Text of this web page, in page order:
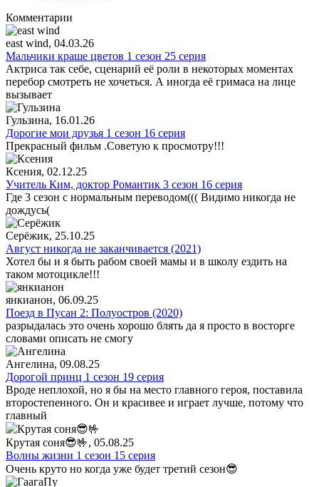
Комментарии
east wind, 04.03.26
Мальчики краше цветов 1 сезон 25 серия
Актриса так себе, сценарий её роли в некоторых моментах
перебор смотреть не хочеться. А иногда её гримаса на лице
вызывает
Гульзина, 16.01.26
Дорогие мои друзья 1 сезон 16 серия
Прекрасный фильм .Советую к просмотру!!!
Ксения, 02.12.25
Учитель Ким, доктор Романтик 3 сезон 16 серия
Где 3 сезон с нормальным переводом((( Видимо никогда не
дождусь(
Серёжик, 25.10.25
Август никогда не заканчивается (2021)
Хотел бы и я быть рабом своей мамы и в школу ездить на
таком мотоцикле!!!
янкианон, 06.09.25
Поезд в Пусан 2: Полуостров (2020)
разрыдалась это очень хорошо блять да я просто в восторге
словами описать не смогу
Ангелина, 09.08.25
Дорогой принц 1 сезон 19 серия
Вроде неплохой, но я бы на место главного героя, поставила
второстепенного. Он и красивее и играет лучше, потому что
главный
Крутая соня😎🤟, 05.08.25
Волны жизни 1 сезон 15 серия
Очень круто но когда уже будет третий сезон😎